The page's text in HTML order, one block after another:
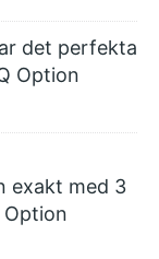
det perfekta
Option
exakt med 3
Option